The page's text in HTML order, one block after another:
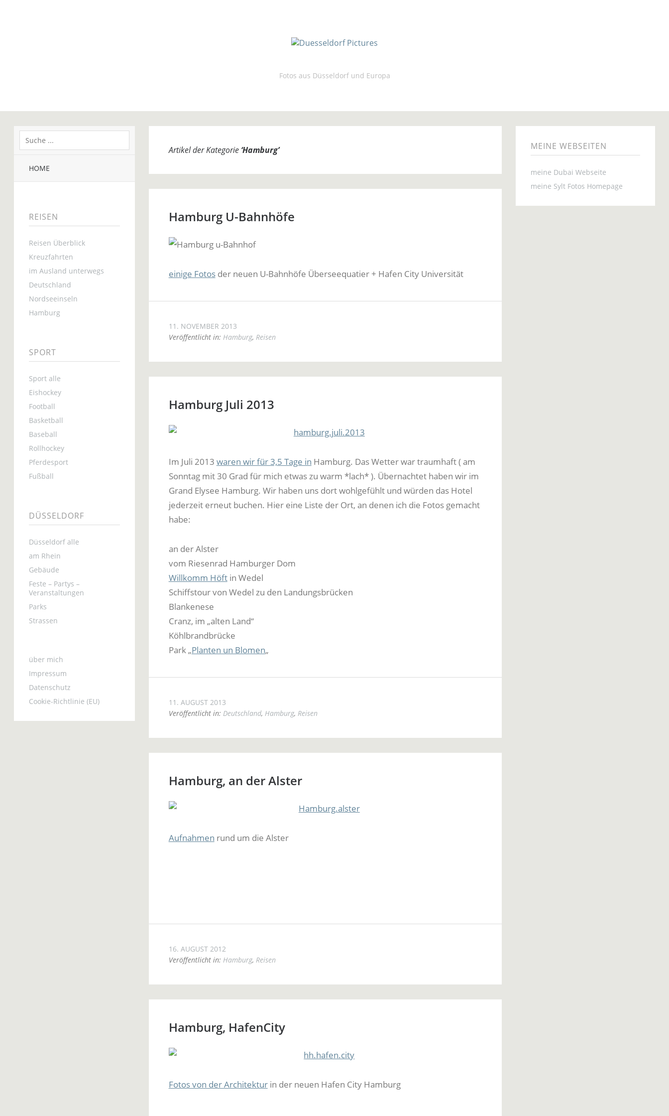
Fotos aus Düsseldorf und Europa
HOME
REISEN
Reisen Überblick
Kreuzfahrten
im Ausland unterwegs
Deutschland
Nordseeinseln
Hamburg
SPORT
Sport alle
Eishockey
Football
Basketball
Baseball
Rollhockey
Pferdesport
Fußball
DÜSSELDORF
Düsseldorf alle
am Rhein
Gebäude
Feste – Partys –
Veranstaltungen
Parks
Strassen
über mich
Impressum
Datenschutz
Cookie-Richtlinie (EU)
Artikel der Kategorie ‘Hamburg’
Hamburg U-Bahnhöfe
einige Fotosder neuen U-Bahnhöfe Überseequatier + Hafen City Universität
11. NOVEMBER 2013
Veröffentlicht in: Hamburg, Reisen
Hamburg Juli 2013
Im Juli 2013 waren wir für 3,5 Tage in Hamburg. Das Wetter war traumhaft ( am
Sonntag mit 30 Grad für mich etwas zu warm *lach* ). Übernachtet haben wir im
Grand Elysee Hamburg. Wir haben uns dort wohlgefühlt und würden das Hotel
jederzeit erneut buchen. Hier eine Liste der Ort, an denen ich die Fotos gemacht
habe:
an der Alster
vom Riesenrad Hamburger Dom
Willkomm Höftin Wedel
Schiffstour von Wedel zu den Landungsbrücken
Blankenese
Cranz, im „alten Land“
Köhlbrandbrücke
Park „Planten un Blomen„
11. AUGUST 2013
Veröffentlicht in: Deutschland, Hamburg, Reisen
Hamburg, an der Alster
Aufnahmen rund um die Alster
16. AUGUST 2012
Veröffentlicht in: Hamburg, Reisen
Hamburg, HafenCity
Fotos von der Architekturin der neuen Hafen City Hamburg
MEINE WEBSEITEN
meine Dubai Webseite
meine Sylt Fotos Homepage